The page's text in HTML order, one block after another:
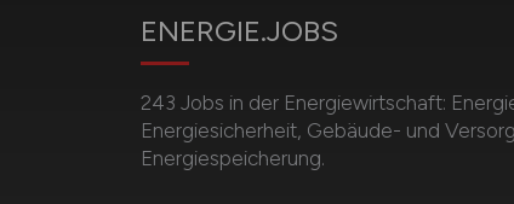
ENERGIE.JOBS
243 Jobs in der Energiewirtschaft:
Energiesicherheit, Gebäude- und
Energiespeicherung.